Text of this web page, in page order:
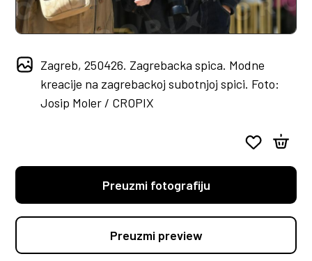
Zagreb, 250426. Zagrebacka spica. Modne
kreacije na zagrebackoj subotnjoj spici. Foto:
Josip Moler / CROPIX
Preuzmi fotografiju
Preuzmi preview